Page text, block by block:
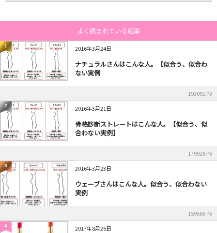
よく読まれている記事
1 2016年3月24日
ナチュラルさんはこんな人。【似合う、似合わ
ない実例
193091 PV
2 2016年3月21日
骨格診断ストレートはこんな人。【似合う、似
合わない実例】
179926 PV
3 2016年3月23日
ウェーブさんはこんな人。似合う、似合わない
実例
159586 PV
4 2017年8月26日